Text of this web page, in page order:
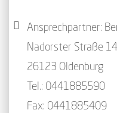
Ansprechpartner:
Nadorster Straße
26123 Oldenburg
Tel.: 0441885590
Fax: 0441885409